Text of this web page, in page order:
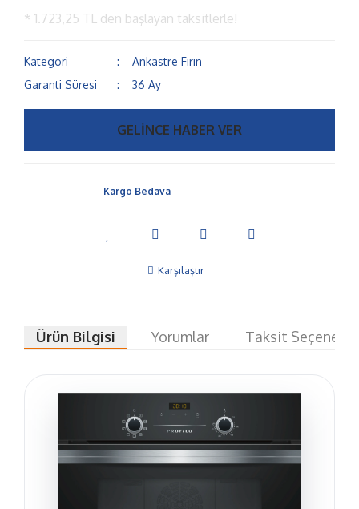
* 1.723,25 TL den başlayan taksitlerle!
Kategori
Ankastre Fırın
Garanti Süresi
36 Ay
GELİNCE HABER VER
Kargo Bedava
Karşılaştır
Ürün Bilgisi Yorumlar Taksit